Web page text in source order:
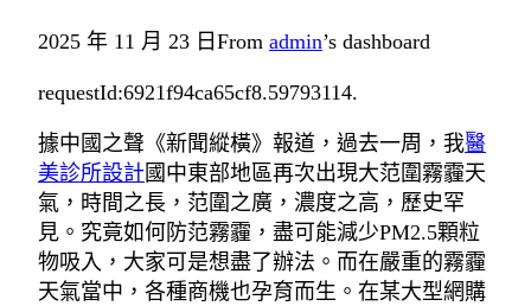
2025 年 11 月 23 日 From admin’s dashboard
requestId:6921f94ca65cf8.59793114.
據中國之聲《新聞縱橫》報道，過去一周，我醫
美診所設計國中東部地區再次出現大范圍霧霾天
氣，時間之長，范圍之廣，濃度之高，歷史罕
見。究竟如何防范霧霾，盡可能減少PM2.5顆粒
物吸入，大家可是想盡了辦法。而在嚴重的霧霾
天氣當中，各種商機也孕育而生。在某大型網購